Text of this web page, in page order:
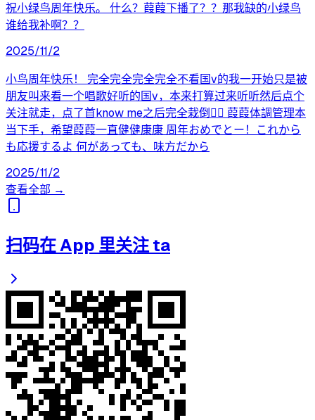
祝小绿鸟周年快乐。 什么？葭葭下播了？？那我缺的小绿鸟
谁给我补啊？？
2025/11/2
小鸟周年快乐！ 完全完全完全完全不看国v的我一开始只是被
朋友叫来看一个唱歌好听的国v，本来打算过来听听然后点个
关注就走，点了首know me之后完全栽倒🧎‍♀️ 葭葭体調管理本
当下手，希望葭葭一直健健康康 周年おめでとー！これから
も応援するよ 何があっても、味方だから
2025/11/2
查看全部 →
扫码在 App 里关注 ta